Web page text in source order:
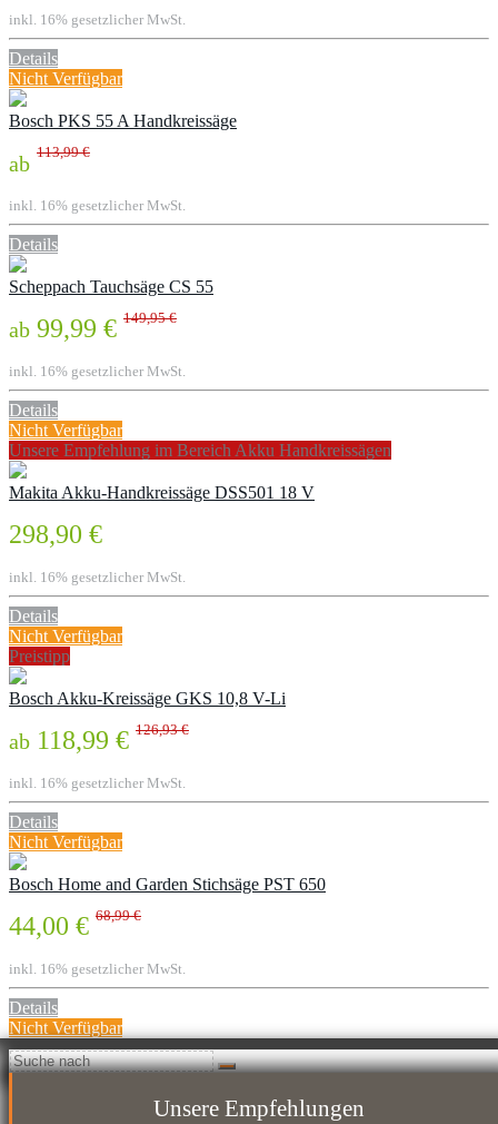
inkl. 16% gesetzlicher MwSt.
Details
Nicht Verfügbar
Bosch PKS 55 A Handkreissäge
ab 113,99 €
inkl. 16% gesetzlicher MwSt.
Details
Scheppach Tauchsäge CS 55
ab 99,99 € 149,95 €
inkl. 16% gesetzlicher MwSt.
Details
Nicht Verfügbar
Unsere Empfehlung im Bereich Akku Handkreissägen
Makita Akku-Handkreissäge DSS501 18 V
298,90 €
inkl. 16% gesetzlicher MwSt.
Details
Nicht Verfügbar
Preistipp
Bosch Akku-Kreissäge GKS 10,8 V-Li
ab 118,99 € 126,93 €
inkl. 16% gesetzlicher MwSt.
Details
Nicht Verfügbar
Bosch Home and Garden Stichsäge PST 650
44,00 € 68,99 €
inkl. 16% gesetzlicher MwSt.
Details
Nicht Verfügbar
Unsere Empfehlungen